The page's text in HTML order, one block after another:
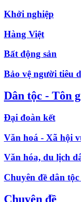
Khởi nghiệp
Hàng Việt
Bất động sản
Bảo vệ người tiêu
Dân tộc - Tôn
Đại đoàn kết
Văn hoá - Xã hội
Văn hóa, du lịch
Chuyên đề dân
Chuyên đề